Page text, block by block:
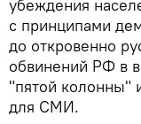
убеждения
с принципами
до откровенно
обвинений РФ в
"пятой колонны"
для СМИ.